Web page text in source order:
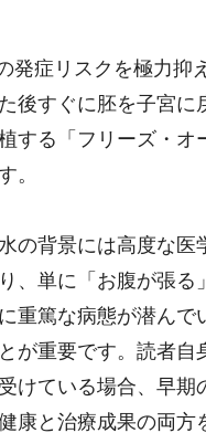
発症リスクを極力抑
後すぐに胚を子宮に
する「フリーズ・オ
。
の背景には高度な医
、単に「お腹が張る
重篤な病態が潜んで
が重要です。読者自
けている場合、早期
康と治療成果の両方